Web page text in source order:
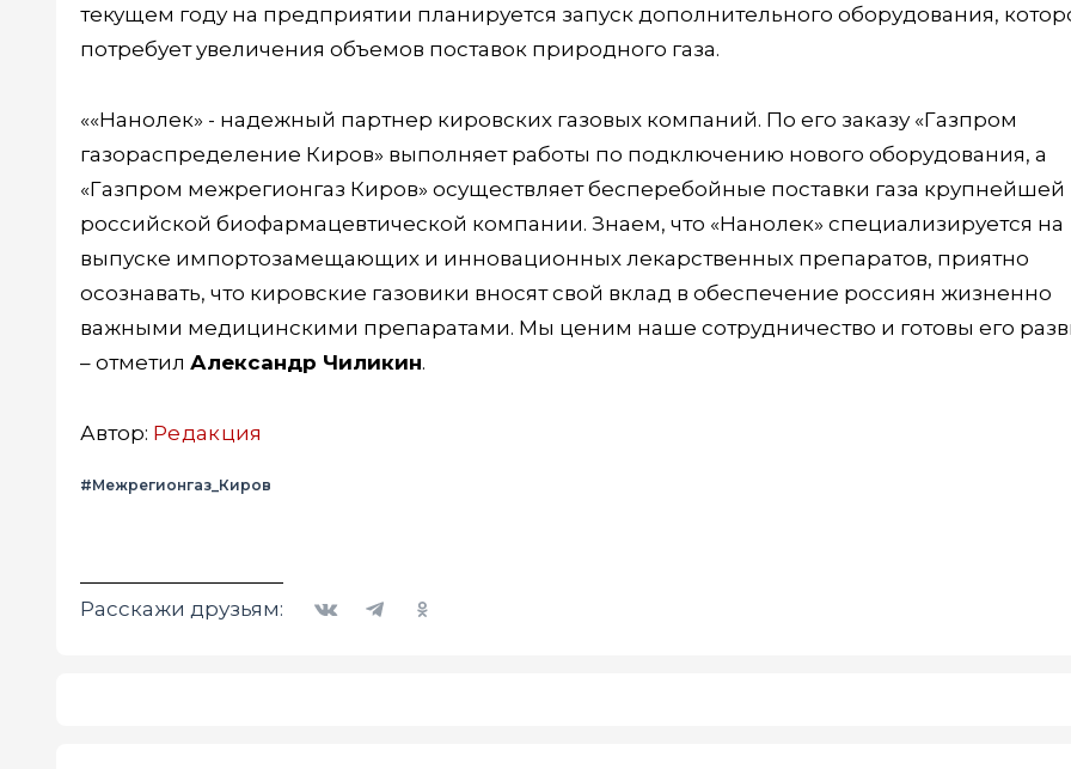
текущем году на предприятии планируется запуск дополнительного оборудования,
потребует увеличения объемов поставок природного газа.
««Нанолек» - надежный партнер кировских газовых компаний. По его заказу «Газпром
газораспределение Киров» выполняет работы по подключению нового оборудования, а
«Газпром межрегионгаз Киров» осуществляет бесперебойные поставки газа крупнейшей
российской биофармацевтической компании. Знаем, что «Нанолек» специализируется на
выпуске импортозамещающих и инновационных лекарственных препаратов, приятно
осознавать, что кировские газовики вносят свой вклад в обеспечение россиян жизненно
важными медицинскими препаратами. Мы ценим наше сотрудничество и готовы его
– отметил Александр Чиликин.
Автор: Редакция
#Межрегионгаз_Киров
Расскажи друзьям: